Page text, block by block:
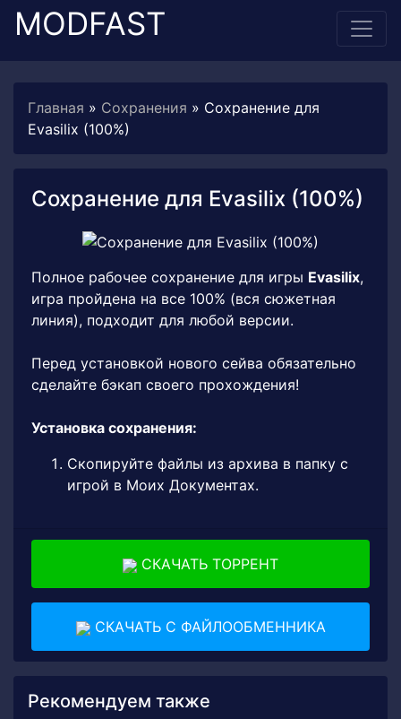
MODFAST
Главная » Сохранения » Сохранение для
Evasilix (100%)
Сохранение для Evasilix (100%)
Полное рабочее сохранение для игры Evasilix,
игра пройдена на все 100% (вся сюжетная
линия), подходит для любой версии.
Перед установкой нового сейва обязательно
сделайте бэкап своего прохождения!
Установка сохранения:
Скопируйте файлы из архива в папку с
игрой в Моих Документах.
СКАЧАТЬ ТОРРЕНТ
СКАЧАТЬ С ФАЙЛООБМЕННИКА
Рекомендуем также